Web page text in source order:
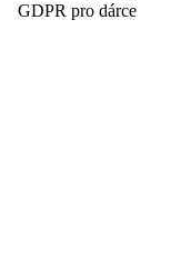
GDPR pro dárce